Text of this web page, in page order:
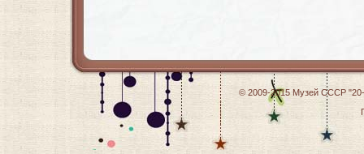
© 2009-2015 Музей СССР